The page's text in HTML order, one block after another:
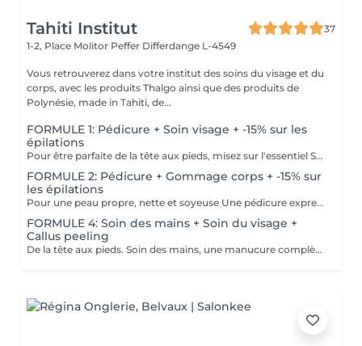
Tahiti Institut
37
1-2, Place Molitor Peffer Differdange L-4549
Vous retrouverez dans votre institut des soins du visage et du
corps, avec les produits Thalgo ainsi que des produits de
Polynésie, made in Tahiti, de...
FORMULE 1: Pédicure + Soin visage + -15% sur les
épilations
Pour être parfaite de la tête aux pieds, misez sur l'essentiel Soin du visage Bora Bora ( gommage et massage à l'huile de coco) Une pédicure express au choix rape ou trempage + Coupe et limage des ongles -15 % Sur toutes vos épilations ( à rajouter à votre RDV) Pour plus de précision, n'hésitez pas whatsapp, SMS ou appel au 661 555 858
FORMULE 2: Pédicure + Gommage corps + -15% sur
les épilations
Pour une peau propre, nette et soyeuse Une pédicure express au choix rape ou trempage + Coupe et limage des ongles Un gommage du corps (Monoï ou coco) parfait pour préparer la peau au bronzage -15 % Sur toutes vos épilations ( à rajouter à votre RDV) Pour plus de précision, n'hésitez pas whatsapp, SMS ou appel au 661 555 858
FORMULE 4: Soin des mains + Soin du visage +
Callus peeling
De la tête aux pieds. Soin des mains, une manucure complète avec trempage, limage, travail des cuticules ainsi que gommage Soin du visage Bora Bora ( gommage et massage à l'huile de coco) Callus peeling, Patch à base d'acide glycolique qui permettent le retrait des callosités au niveau des pieds Pour plus de précision, n'hésitez pas whatsapp, SMS ou appel au 661 555 858